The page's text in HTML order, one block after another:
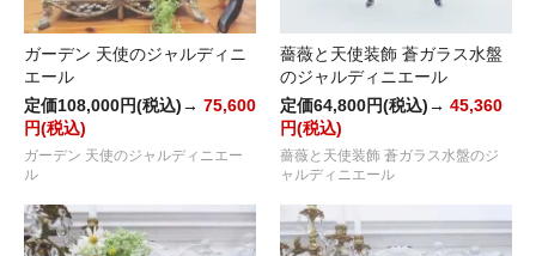
ガーデン 天使のジャルディニ
エール
定価108,000円(税込)→ 75,600
円(税込)
ガーデン 天使のジャルディニエー
ル
薔薇と天使装飾 蒼ガラス水盤
のジャルディニエール
定価64,800円(税込)→ 45,360
円(税込)
薔薇と天使装飾 蒼ガラス水盤のジ
ャルディニエール